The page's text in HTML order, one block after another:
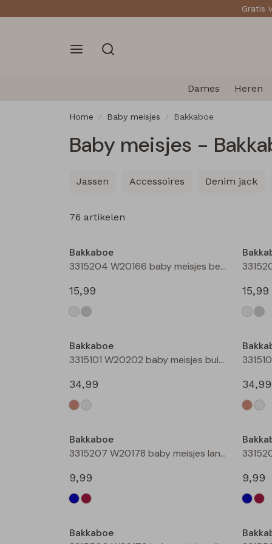
Gratis
Dames Heren
Home Baby meisjes Bakkaboe
Baby meisjes -
Accessoires Denim jack
Jassen
76 artikelen
Bakkaboe
3315204 W20166 baby meisjes bermuda Cream
15,99
15,99
Bakkaboe
3315101 W20202 baby meisjes buiten jack Taupe
34,99
34,99
Bakkaboe
3315207 W20178 baby meisjes lange broek Marine
9,99
9,99
Bakkaboe